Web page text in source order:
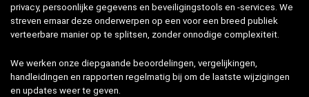
privacy, persoonlijke gegevens en beveiligingstools en -services. We
streven ernaar deze onderwerpen op een voor een breed publiek
verteerbare manier op te splitsen, zonder onnodige complexiteit.
We werken onze diepgaande beoordelingen, vergelijkingen,
handleidingen en rapporten regelmatig bij om de laatste wijzigingen
en updates weer te geven.